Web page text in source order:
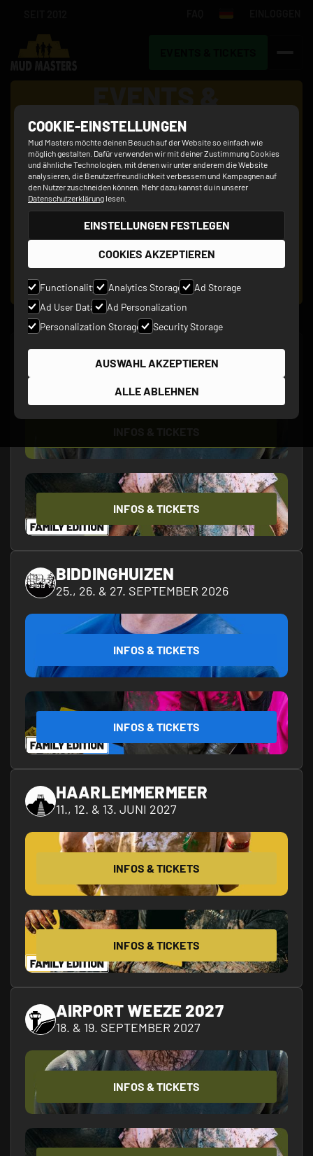
COOKIE-EINSTELLUNGEN
Mud Masters möchte deinen Besuch auf der Website so einfach wie
möglich gestalten. Dafür verwenden wir mit deiner Zustimmung Cookies
und ähnliche Technologien, mit denen wir unter anderem die Website
analysieren, die Benutzerfreundlichkeit verbessern und Kampagnen auf
den Nutzer zuschneiden können. Mehr dazu kannst du in unserer
Datenschutzerklärung lesen.
EINSTELLUNGEN FESTLEGEN
COOKIES AKZEPTIEREN
Functionality Analytics Storage
Ad Storage
Ad User Data
Ad Personalization
Personalization Storage
Security Storage
AUSWAHL AKZEPTIEREN
ALLE ABLEHNEN
EVENTS &
TICKETS
AIRPORT WEEZE
19. & 20. SEPTEMBER 2026
INFOS & TICKETS
BIDDINGHUIZEN
25., 26. & 27. SEPTEMBER 2026
INFOS & TICKETS
INFOS & TICKETS
HAARLEMMERMEER
11., 12. & 13. JUNI 2027
INFOS & TICKETS
INFOS & TICKETS
AIRPORT WEEZE 2027
18. & 19. SEPTEMBER 2027
INFOS & TICKETS